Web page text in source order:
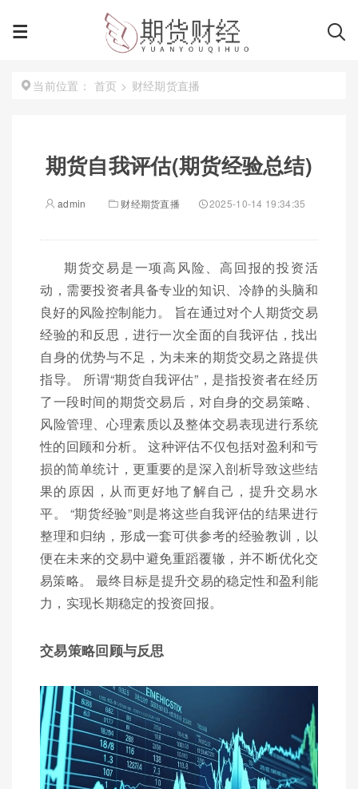
当前位置： 首页 > 财经期货直播
期货自我评估(期货经验总结)
admin 财经期货直播 2025-10-14 19:34:35
期货交易是一项高风险、高回报的投资活
动，需要投资者具备专业的知识、冷静的头脑和
良好的风险控制能力。 旨在通过对个人期货交易
经验的和反思，进行一次全面的自我评估，找出
自身的优势与不足，为未来的期货交易之路提供
指导。 所谓“期货自我评估”，是指投资者在经历
了一段时间的期货交易后，对自身的交易策略、
风险管理、心理素质以及整体交易表现进行系统
性的回顾和分析。 这种评估不仅包括对盈利和亏
损的简单统计，更重要的是深入剖析导致这些结
果的原因，从而更好地了解自己，提升交易水
平。 “期货经验”则是将这些自我评估的结果进行
整理和归纳，形成一套可供参考的经验教训，以
便在未来的交易中避免重蹈覆辙，并不断优化交
易策略。 最终目标是提升交易的稳定性和盈利能
力，实现长期稳定的投资回报。
交易策略回顾与反思